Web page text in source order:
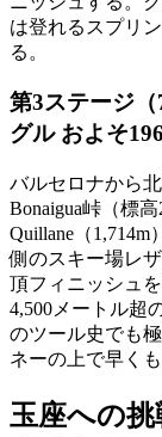
は登れるスプリ
る。
第3ステージ
グル およそ
バルセロナから北
Bonaigua峠（標高
Quillane（
側のスキー場レ
頂フィニッシュ
4,500メートル超
のツール史でも
ネーの上で早く
玉座への